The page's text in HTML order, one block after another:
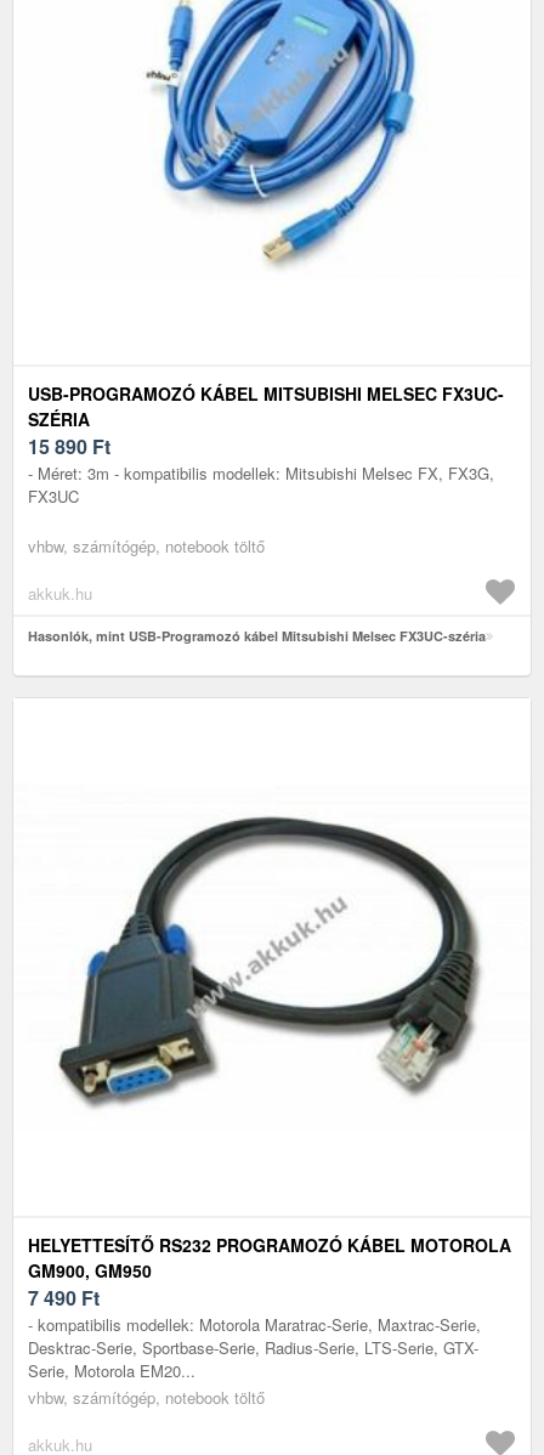
USB-PROGRAMOZÓ KÁBEL MITSUBISHI MELSEC FX3UC-
SZÉRIA
15 890 Ft
- Méret: 3m - kompatibilis modellek: Mitsubishi Melsec FX, FX3G,
FX3UC
vhbw, számítógép, notebook töltő
akkuk.hu
Hasonlók, mint USB-Programozó kábel Mitsubishi Melsec FX3UC-széria
HELYETTESÍTŐ RS232 PROGRAMOZÓ KÁBEL MOTOROLA
GM900, GM950
7 490 Ft
- kompatibilis modellek: Motorola Maratrac-Serie, Maxtrac-Serie,
Desktrac-Serie, Sportbase-Serie, Radius-Serie, LTS-Serie, GTX-
Serie, Motorola EM20...
vhbw, számítógép, notebook töltő
akkuk.hu